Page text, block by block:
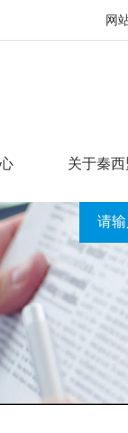
网
关于秦西